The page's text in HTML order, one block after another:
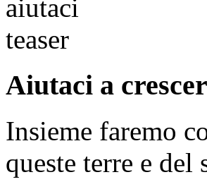
Aiutaci a
Insieme faremo
queste terre e del